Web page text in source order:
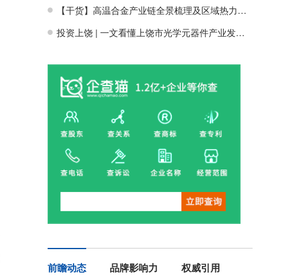
H 【干货】高温合金产业链全景梳理及区域热力地图
H 投资上饶 | 一文看懂上饶市光学元器件产业发展现状与投资机会前瞻
前瞻动态 品牌影响力 权威引用